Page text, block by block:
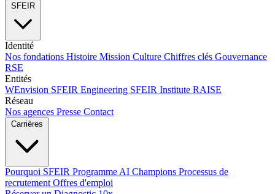
SFEIR
Identité
Nos fondations Histoire Mission Culture Chiffres clés Gouvernance
RSE
Entités
WEnvision SFEIR Engineering SFEIR Institute RAISE
Réseau
Nos agences Presse Contact
Carrières
Pourquoi SFEIR Programme AI Champions Processus de
recrutement Offres d'emploi